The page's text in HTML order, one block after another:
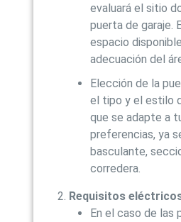
evaluará el sitio
puerta de garaje.
espacio
adecuación del
Elección de la
el tipo y el estilo
que se adapte a
preferencias, ya
basculante,
corredera.
Requisitos
En el caso de las